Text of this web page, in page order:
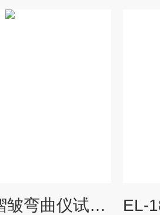
EL-19 交叉褶皱弯曲仪试验机